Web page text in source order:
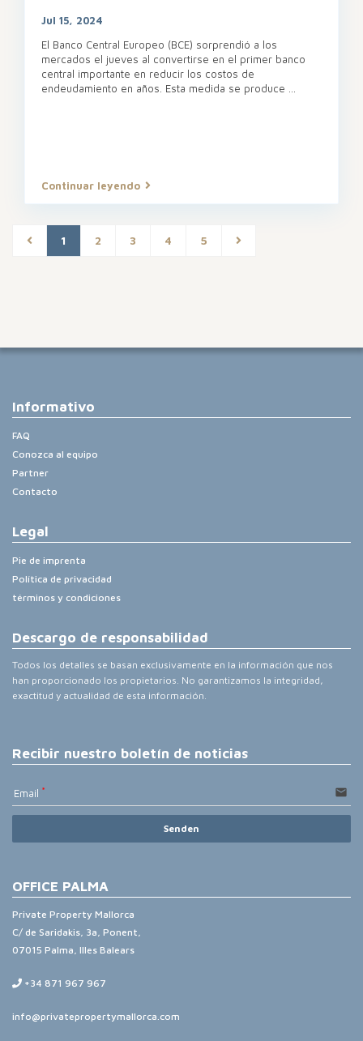
Jul 15, 2024
El Banco Central Europeo (BCE) sorprendió a los
mercados el jueves al convertirse en el primer banco
central importante en reducir los costos de
endeudamiento en años. Esta medida se produce
Continuar leyendo
1 2 3 4 5
Informativo
FAQ
Conozca al equipo
Partner
Contacto
Legal
Pie de imprenta
Política de privacidad
términos y condiciones
Descargo de responsabilidad
Todos los detalles se basan exclusivamente en la información que nos
han proporcionado los propietarios. No garantizamos la integridad,
exactitud y actualidad de esta información.
Recibir nuestro boletín de noticias
Email email
Senden
OFFICE PALMA
Private Property Mallorca
C/ de Saridakis, 3a, Ponent,
07015 Palma, Illes Balears
+34 871 967 967
info@privatepropertymallorca.com